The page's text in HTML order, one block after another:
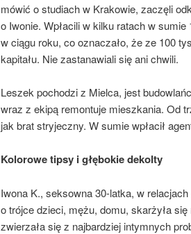
mówić o studiach w Krakowie, zaczęli
o Iwonie. Wpłacili w kilku ratach w
w ciągu roku, co oznaczało, że ze 100
kapitału. Nie zastanawiali się ani chwili.
Leszek pochodzi z Mielca, jest
wraz z ekipą remontuje mieszkania. Od
jak brat stryjeczny. W sumie wpłacił
Kolorowe tipsy i głębokie dekolty
Iwona K., seksowna 30-latka, w
o trójce dzieci, mężu, domu, skarżyła
zwierzała się z najbardziej intymnych